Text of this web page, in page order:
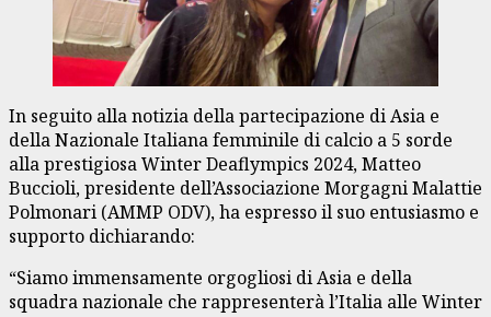
In seguito alla notizia della partecipazione di Asia e
della Nazionale Italiana femminile di calcio a 5 sorde
alla prestigiosa Winter Deaflympics 2024, Matteo
Buccioli, presidente dell’Associazione Morgagni Malattie
Polmonari (AMMP ODV), ha espresso il suo entusiasmo e
supporto dichiarando:
“Siamo immensamente orgogliosi di Asia e della
squadra nazionale che rappresenterà l’Italia alle Winter